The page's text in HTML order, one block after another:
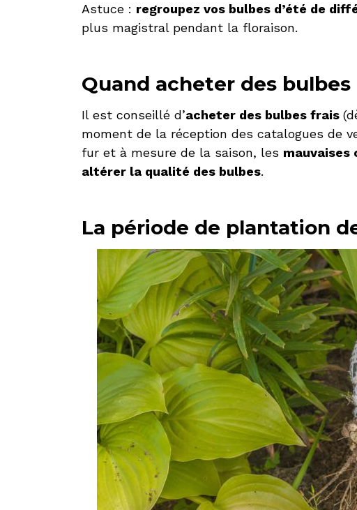
Astuce : regroupez vos bulbes d’été de
plus magistral pendant la floraison.
Quand acheter des bulbes
Il est conseillé d’acheter des bulbes frais
moment de la réception des catalogues de
fur et à mesure de la saison, les mauvaises
altérer la qualité des bulbes.
La période de plantation